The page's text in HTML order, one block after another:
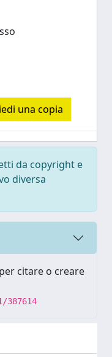
una copia
da copyright e
diversa
citare o creare